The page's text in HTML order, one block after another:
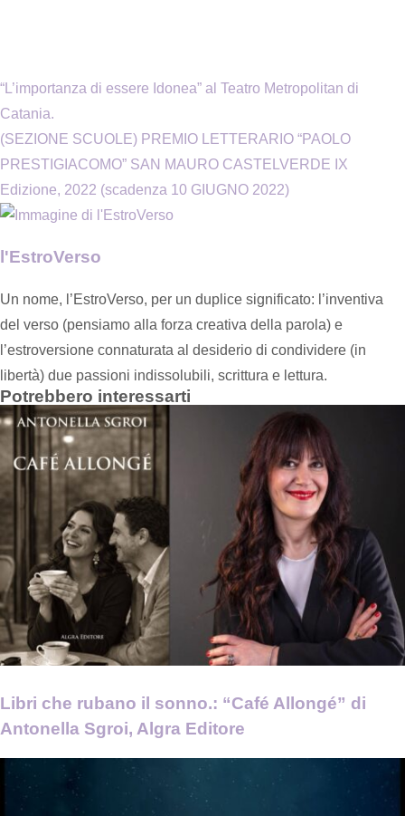
“L’importanza di essere Idonea” al Teatro Metropolitan di
Catania.
(SEZIONE SCUOLE) PREMIO LETTERARIO “PAOLO
PRESTIGIACOMO” SAN MAURO CASTELVERDE IX
Edizione, 2022 (scadenza 10 GIUGNO 2022)
l'EstroVerso
Un nome, l’EstroVerso, per un duplice significato: l’inventiva
del verso (pensiamo alla forza creativa della parola) e
l’estroversione connaturata al desiderio di condividere (in
libertà) due passioni indissolubili, scrittura e lettura.
Potrebbero interessarti
Libri che rubano il sonno.: “Café Allongé” di
Antonella Sgroi, Algra Editore